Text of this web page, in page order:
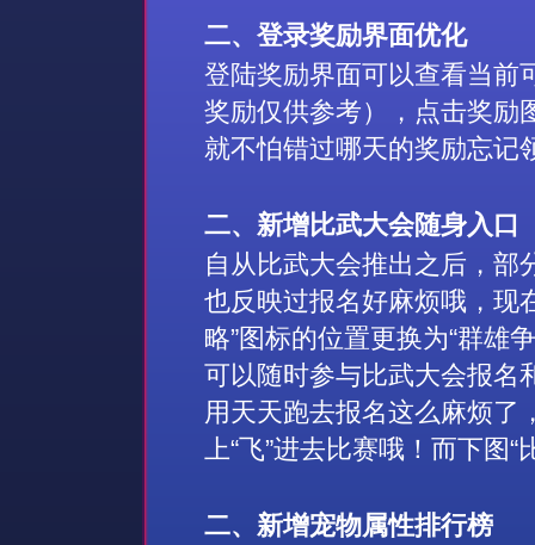
二、 登录奖励界面优化
登陆奖励界面可以查看当前
奖励仅供参考），点击奖励
就不怕错过哪天的奖励忘记
二、 新增比武大会随身入口
自从比武大会推出之后，部
也反映过报名好麻烦哦，现
略”图标的位置更换为“群雄
可以随时参与比武大会报名
用天天跑去报名这么麻烦了
上“飞”进去比赛哦！而下图
二、 新增宠物属性排行榜